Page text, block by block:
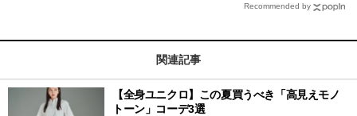
Recommended by
関連記事
【全身ユニクロ】この夏買うべき「高見えモノ
トーン」コーデ3選